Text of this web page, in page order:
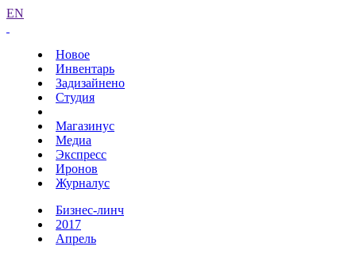
EN
Новое
Инвентарь
Задизайнено
Студия
Магазинус
Медиа
Экспресс
Иронов
Журналус
Бизнес-линч
2017
Апрель